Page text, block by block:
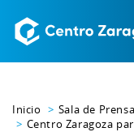
Inicio
Sala de Prensa
Centro Zaragoza